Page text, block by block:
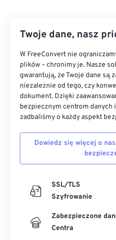
Twoje dane, nasz
W FreeConvert nie
plików – chronimy je. Nasze
gwarantują, że Twoje dane są
niezależnie od tego, czy
dokument. Dzięki
bezpiecznym centrom
zadbaliśmy o każdy aspekt
Dowiedz się więcej o
SSL/TLS
Szyfrowanie
Zabezpieczone
Centra